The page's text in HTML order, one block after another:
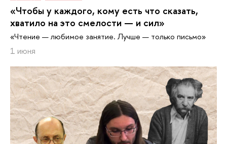
«Чтобы у каждого, кому есть что сказать,
хватило на это смелости — и сил»
«Чтение — любимое занятие. Лучше — только письмо»
1 июня